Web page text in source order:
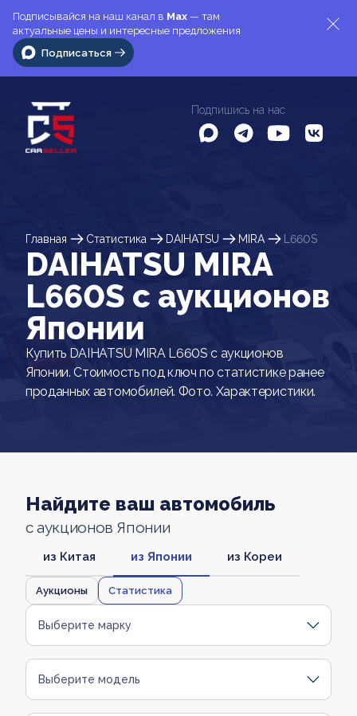
Подписывайся на наш канал в Max — там
актуальные цены и интересные предложения
Подписаться
Подпишись на нас
Главная Статистика DAIHATSU MIRA L660S
DAIHATSU MIRA
L660S c аукционов
Японии
Купить DAIHATSU MIRA L660S с аукционов
Японии. Стоимость под ключ по статистике ранее
проданных автомобилей. Фото. Характеристики.
Найдите ваш автомобиль
с аукционов Японии
из Китая из Японии из Кореи
Аукционы Статистика
Выберите марку
Выберите модель